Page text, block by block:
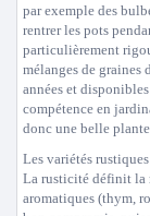
par exemple des
rentrer les pots
particulièrement
mélanges de graines
années et
compétence en
donc une belle
Les variétés
La rusticité définit la
aromatiques (thym,